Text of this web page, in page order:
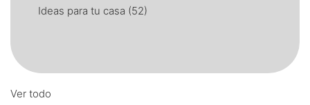
Ideas para tu casa (52)
Ver todo